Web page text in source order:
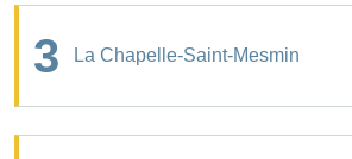
3 La Chapelle-Saint-Mesmin